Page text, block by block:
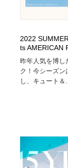
2022
ts AMERICAN
昨年人気を博し
ク！今シーズン
し、キュート＆...